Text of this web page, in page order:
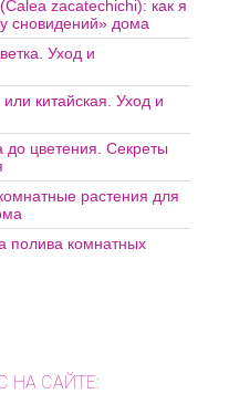
zacatechichi): как я
сновидений» дома
Уход и
китайская. Уход и
до цветения. Секреты
растения для
полива комнатных
НА САЙТЕ: